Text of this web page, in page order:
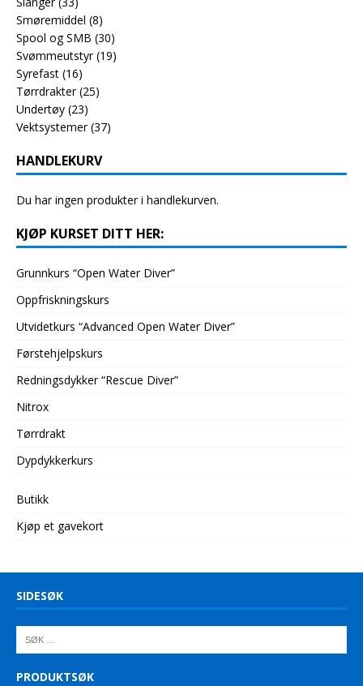
Smøremiddel (8)
Spool og SMB (30)
Svømmeutstyr (19)
Syrefast (16)
Tørrdrakter (25)
Undertøy (23)
Vektsystemer (37)
HANDLEKURV
Du har ingen produkter i handlekurven.
KJØP KURSET DITT HER:
Grunnkurs “Open Water Diver”
Oppfriskningskurs
Utvidetkurs “Advanced Open Water Diver”
Førstehjelpskurs
Redningsdykker “Rescue Diver”
Nitrox
Tørrdrakt
Dypdykkerkurs
Butikk
Kjøp et gavekort
SIDESØK
PRODUKTSØK